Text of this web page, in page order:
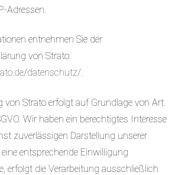
Adressen.
entnehmen Sie der
von Strato:
datenschutz/.
von Strato erfolgt auf Grundlage von Art.
Wir haben ein berechtigtes Interesse
zuverlässigen Darstellung unserer
entsprechende Einwilligung
erfolgt die Verarbeitung ausschließlich